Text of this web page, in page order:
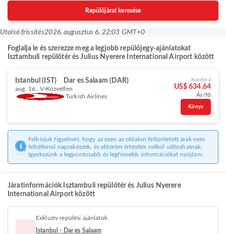
Repülőjárat keresése
Utolsó frissítés2026. augusztus 6. 22:03 GMT+0
Foglalja le és szerezze meg a legjobb repülőjegy-ajánlatokat
Isztambuli repülőtér és Julius Nyerere International Airport között
Istanbul (IST) Dar es Salaam (DAR)
aug. 16., V Közvetlen
Turkish Airlines
Kezdje a
US$ 634.64
Ár/fő
Könyv
Felhívjuk figyelmét, hogy az ezen az oldalon feltüntetett árak nem
feltétlenül naprakészek, és előzetes értesítés nélkül változhatnak.
Igyekszünk a legpontosabb és legfrissebb információkat nyújtani.
Járatinformációk Isztambuli repülőtér és Julius Nyerere
International Airport között
Exkluzív repülési ajánlatok
Istanbul - Dar es Salaam